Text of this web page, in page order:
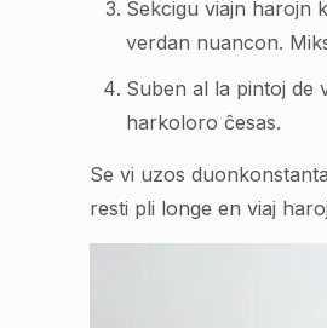
Sekcigu viajn harojn
verdan nuancon.
Suben al la pintoj de
harkoloro ĉesas.
Se vi uzos
resti pli longe en viaj